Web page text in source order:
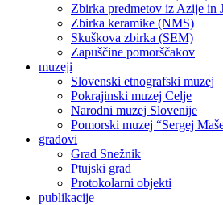
Zbirka predmetov iz Azije in
Zbirka keramike (NMS)
Skuškova zbirka (SEM)
Zapuščine pomorščakov
muzeji
Slovenski etnografski muzej
Pokrajinski muzej Celje
Narodni muzej Slovenije
Pomorski muzej “Sergej
gradovi
Grad Snežnik
Ptujski grad
Protokolarni objekti
publikacije